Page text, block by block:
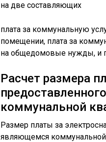
на две составляющих
плата за коммунальную
помещении, плата за
на общедомовые нужды, и
Расчет размера
коммунальной
Размер платы за
являющемся коммунальной